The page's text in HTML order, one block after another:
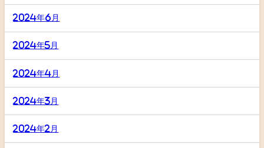
2024年6月
2024年5月
2024年4月
2024年3月
2024年2月